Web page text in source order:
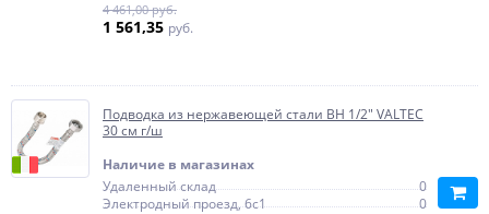
4 461,00 руб.
1 561,35 руб.
Подводка из нержавеющей стали ВН 1/2" VALTEC
30 см г/ш
Наличие в магазинах
Удаленный склад
0
Электродный проезд, 6с1
0